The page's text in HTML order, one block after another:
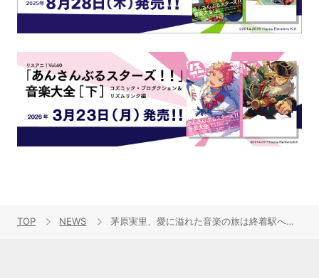
TOP NEWS 茅原実里、愛に溢れた音楽の旅は終着駅へ――声優アーティストの先駆けとして、時代を作ってきた彼女のラストライブ“Re:Contact”オフィシャルレポート到着